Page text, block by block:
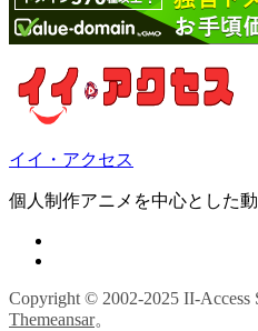
イイ・アクセス
個人制作アニメを中心とした
Copyright © 2002-2025 II-Access
Themeansar。